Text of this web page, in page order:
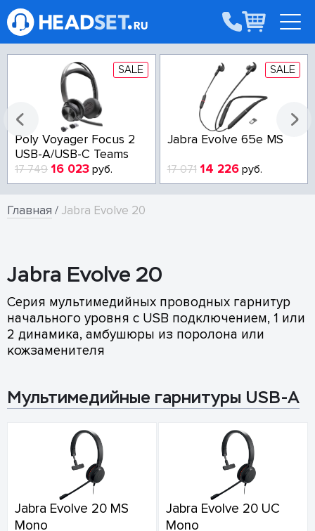
SALE
Poly Voyager Focus 2
USB-A/USB-C Teams
17 749 16 023 руб.
SALE
Jabra Evolve 65e MS
17 071 14 226руб.
Главная / Jabra Evolve 20
Jabra Evolve 20
Серия мультимедийных проводных гарнитур
начального уровня с USB подключением, 1 или
2 динамика, амбушюры из поролона или
кожзаменителя
Мультимедийные гарнитуры USB-A
Jabra Evolve 20 MS
Mono
Jabra Evolve 20 UC
Mono